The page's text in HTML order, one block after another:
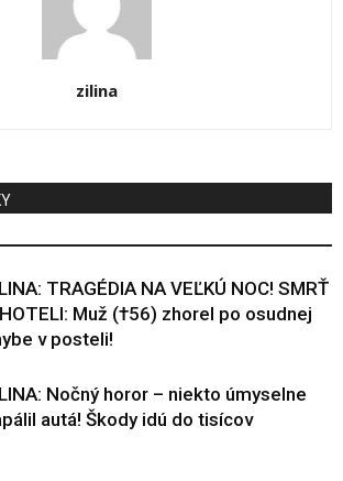
zilina
TRAGÉDIA NA VEĽKÚ NOC! SMRŤ
Muž (†56) zhorel po osudnej
v posteli!
Nočný horor – niekto úmyselne
autá! Škody idú do tisícov